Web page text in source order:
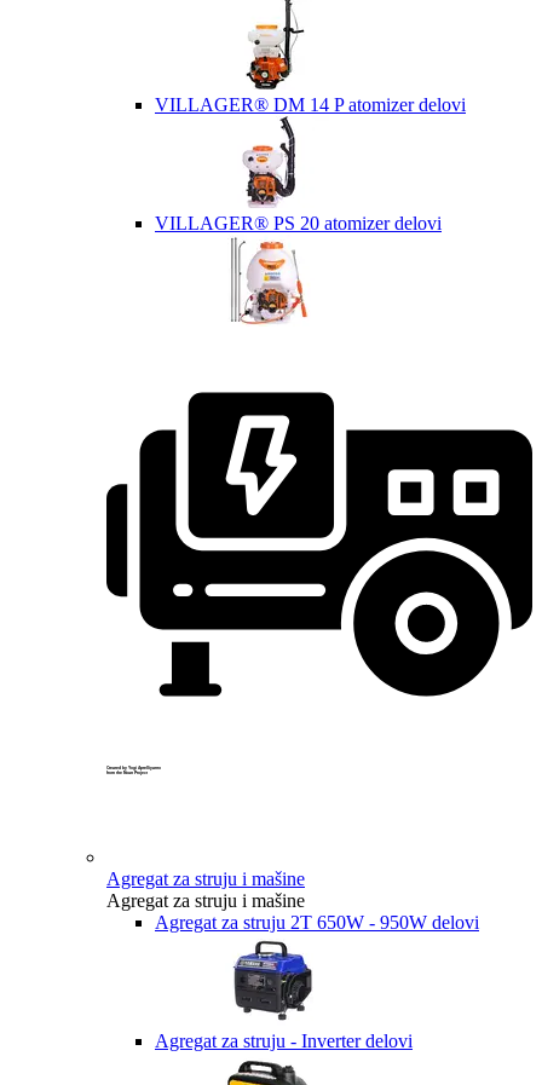
VILLAGER® DM 14 P atomizer delovi
VILLAGER® PS 20 atomizer delovi
Created by Yogi Aprelliyanto
from the Noun Project
Agregat za struju i mašine
Agregat za struju i mašine
Agregat za struju 2T 650W - 950W delovi
Agregat za struju - Inverter delovi